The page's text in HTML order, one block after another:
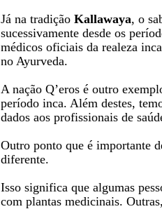
Já na tradição Kallawaya, o
sucessivamente desde os
médicos oficiais da realeza
no Ayurveda.
A nação Q’eros é outro
período inca. Além destes,
dados aos profissionais de
Outro ponto que é importante
diferente.
Isso significa que algumas
com plantas medicinais.